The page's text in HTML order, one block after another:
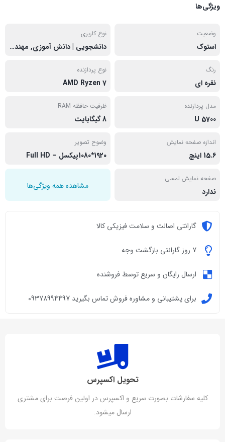
ویژگی‌ها
وضعیت
استوک
نوع کاربری
دانشجویی | دانش آموزی, مهندسی
رنگ
نقره ای
نوع پردازنده
AMD Ryzen 7
مدل پردازنده
5700 U
ظرفیت حافظه RAM
8 گیگابایت
اندازه صفحه نمایش
15.6 اینچ
وضوح تصویر
1920*1080پیکسل – Full HD
صفحه نمایش لمسی
ندارد
مشاهده همه ویژگی‌ها
گارانتی اصالت و سلامت فیزیکی کالا
7 روز گارانتی بازگشت وجه
ارسال رایگان و سریع توسط فروشنده
برای پشتیبانی و مشاوره فروش تماس بگیرید 09378994497
تحویل اکسپرس
کلیه سفارشات بصورت سریع و اکسپرس در اولین فرصت برای مشتری
ارسال میشود.